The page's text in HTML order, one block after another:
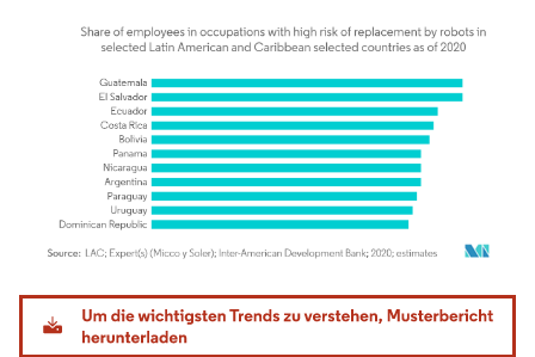
Bild © Mordor Intelligence. Wiederverwendung erfordert Namensnennung gemäß